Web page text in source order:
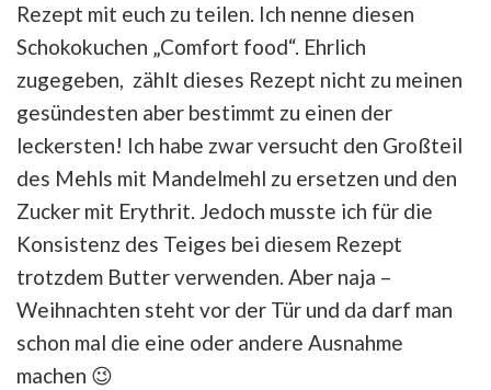
Rezept mit euch zu teilen. Ich nenne diesen
Schokokuchen „Comfort food“. Ehrlich
zugegeben, zählt dieses Rezept nicht zu meinen
gesündesten aber bestimmt zu einen der
leckersten! Ich habe zwar versucht den Großteil
des Mehls mit Mandelmehl zu ersetzen und den
Zucker mit Erythrit. Jedoch musste ich für die
Konsistenz des Teiges bei diesem Rezept
trotzdem Butter verwenden. Aber naja –
Weihnachten steht vor der Tür und da darf man
schon mal die eine oder andere Ausnahme
machen 😉